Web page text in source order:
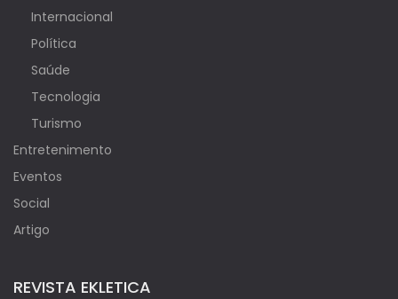
Internacional
Política
Saúde
Tecnologia
Turismo
Entretenimento
Eventos
Social
Artigo
REVISTA EKLETICA